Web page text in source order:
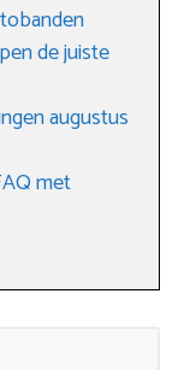
de juiste
augustus
met